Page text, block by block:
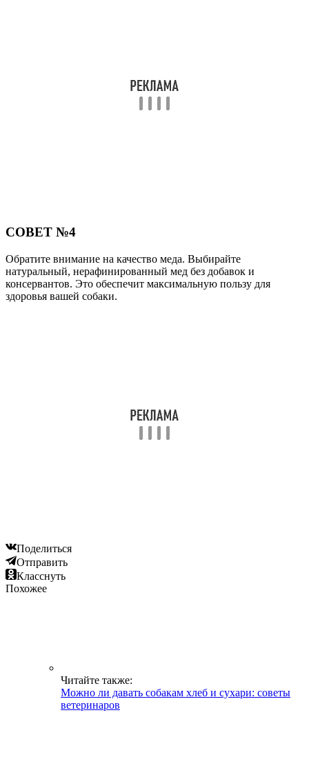
СОВЕТ №4
Обратите внимание на качество меда. Выбирайте
натуральный, нерафинированный мед без добавок и
консервантов. Это обеспечит максимальную пользу для
здоровья вашей собаки.
Поделиться
Отправить
Класснуть
Похожее
Читайте также:
Можно ли давать собакам хлеб и сухари: советы
ветеринаров